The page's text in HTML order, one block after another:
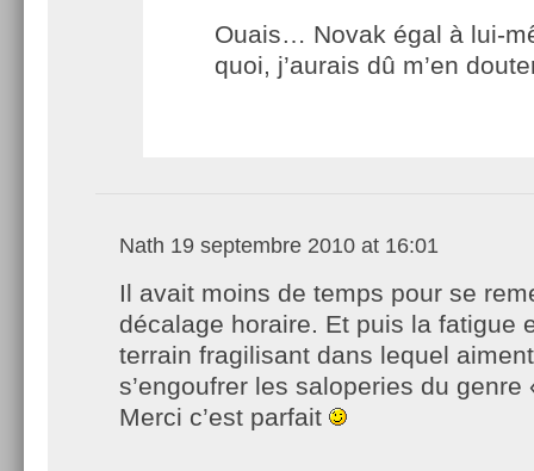
Ouais… Novak égal à lui-
quoi, j’aurais dû m’en
Nath 19 septembre 2010 at 16:01
Il avait moins de temps pour se
décalage horaire. Et puis la fatigue
terrain fragilisant dans lequel
s’engoufrer les saloperies du
Merci c’est parfait